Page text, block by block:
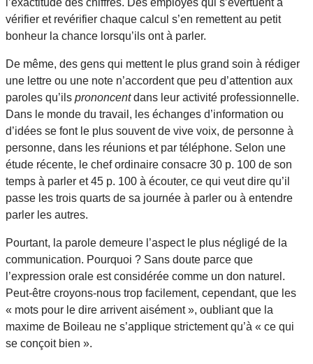
vérifier et revérifier chaque calcul s’en remettent au petit
bonheur la chance lorsqu’ils ont à parler.
De même, des gens qui mettent le plus grand soin à rédiger
une lettre ou une note n’accordent que peu d’attention aux
paroles qu’ils prononcentdans leur activité professionnelle.
Dans le monde du travail, les échanges d’information ou
d’idées se font le plus souvent de vive voix, de personne à
personne, dans les réunions et par téléphone. Selon une
étude récente, le chef ordinaire consacre 30 p. 100 de son
temps à parler et 45 p. 100 à écouter, ce qui veut dire qu’il
passe les trois quarts de sa journée à parler ou à entendre
parler les autres.
Pourtant, la parole demeure l’aspect le plus négligé de la
communication. Pourquoi ? Sans doute parce que
l’expression orale est considérée comme un don naturel.
Peut-être croyons-nous trop facilement, cependant, que les
« mots pour le dire arrivent aisément », oubliant que la
maxime de Boileau ne s’applique strictement qu’à « ce qui
se conçoit bien ».